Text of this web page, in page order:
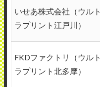
いせあ株式会社（ウルト
ラプリント江戸川）
FKDファクトリ（ウルト
ラプリント北多摩）